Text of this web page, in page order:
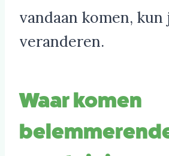
vandaan komen, kun
veranderen.
Waar komen